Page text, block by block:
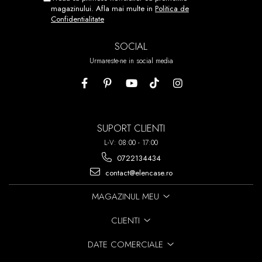
REPOZITIONATI.
ACEST PROCES POATE FI
REPETAT DE PANA LA 7 ORI!
magazinului. Afla mai multe in Politica de
Confidentialitate
SOCIAL
Urmareste-ne in social media
SUPORT CLIENTI
L-V: 08:00 - 17:00
0722134434
contact@elencase.ro
MAGAZINUL MEU
CLIENTI
DATE COMERCIALE